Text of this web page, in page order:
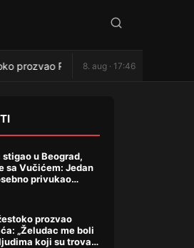
prozvao Plenkovića: „Želudac me boli
8. aug · 17:46
u Beograd,
sa Vučićem: Jedan
privukao
šta su dogovorili
prozvao
„Želudac me boli
koji su trovali